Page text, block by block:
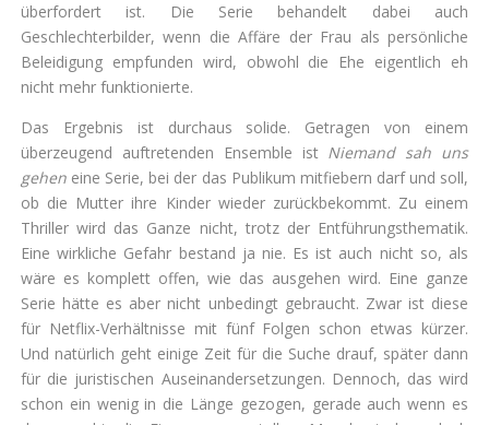
überfordert ist. Die Serie behandelt dabei auch
Geschlechterbilder, wenn die Affäre der Frau als persönliche
Beleidigung empfunden wird, obwohl die Ehe eigentlich eh
nicht mehr funktionierte.
Das Ergebnis ist durchaus solide. Getragen von einem
überzeugend auftretenden Ensemble ist Niemand sah uns
gehen eine Serie, bei der das Publikum mitfiebern darf und soll,
ob die Mutter ihre Kinder wieder zurückbekommt. Zu einem
Thriller wird das Ganze nicht, trotz der Entführungsthematik.
Eine wirkliche Gefahr bestand ja nie. Es ist auch nicht so, als
wäre es komplett offen, wie das ausgehen wird. Eine ganze
Serie hätte es aber nicht unbedingt gebraucht. Zwar ist diese
für Netflix-Verhältnisse mit fünf Folgen schon etwas kürzer.
Und natürlich geht einige Zeit für die Suche drauf, später dann
für die juristischen Auseinandersetzungen. Dennoch, das wird
schon ein wenig in die Länge gezogen, gerade auch wenn es